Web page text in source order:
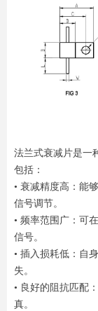
法兰式衰减片是一
包括：
• 衰减精度高：能
信号调节。
• 频率范围广：可
信号。
• 插入损耗低：自
失。
• 良好的阻抗匹配
真。